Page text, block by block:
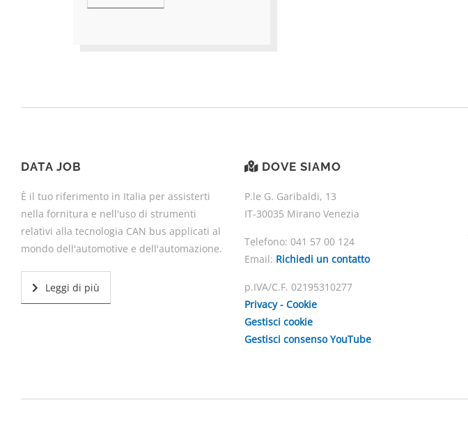
DATA JOB
È il tuo riferimento in Italia per assisterti
nella fornitura e nell'uso di strumenti
relativi alla tecnologia CAN bus applicati al
mondo dell'automotive e dell'automazione.
Leggi di più
DOVE SIAMO
P.le G. Garibaldi, 13
IT-30035 Mirano Venezia
Telefono: 041 57 00 124
Email: Richiedi un contatto
p.IVA/C.F. 02195310277
Privacy - Cookie
Gestisci cookie
Gestisci consenso YouTube